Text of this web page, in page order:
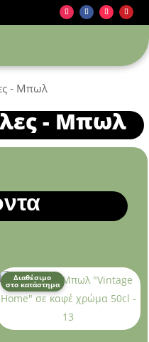
- Μπωλ
- Μπωλ
Διαθέσιμο
στο κατάστημα